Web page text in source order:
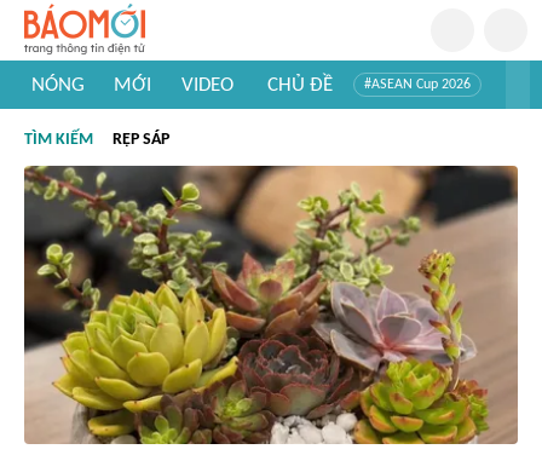
NÓNG MỚI VIDEO CHỦ ĐỀ #ASEAN Cup 2026
#Khám phá thế giới
TÌM KIẾM RỆP SÁP